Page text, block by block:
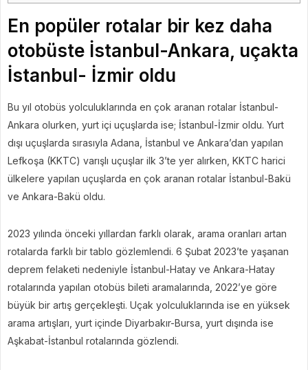
En popüler rotalar bir kez daha
otobüste İstanbul-Ankara, uçakta
İstanbul- İzmir oldu
Bu yıl otobüs yolculuklarında en çok aranan rotalar İstanbul-
Ankara olurken, yurt içi uçuşlarda ise; İstanbul-İzmir oldu. Yurt
dışı uçuşlarda sırasıyla Adana, İstanbul ve Ankara’dan yapılan
Lefkoşa (KKTC) varışlı uçuşlar ilk 3’te yer alırken, KKTC harici
ülkelere yapılan uçuşlarda en çok aranan rotalar İstanbul-Bakü
ve Ankara-Bakü oldu.
2023 yılında önceki yıllardan farklı olarak, arama oranları artan
rotalarda farklı bir tablo gözlemlendi. 6 Şubat 2023’te yaşanan
deprem felaketi nedeniyle İstanbul-Hatay ve Ankara-Hatay
rotalarında yapılan otobüs bileti aramalarında, 2022’ye göre
büyük bir artış gerçekleşti. Uçak yolculuklarında ise en yüksek
arama artışları, yurt içinde Diyarbakır-Bursa, yurt dışında ise
Aşkabat-İstanbul rotalarında gözlendi.